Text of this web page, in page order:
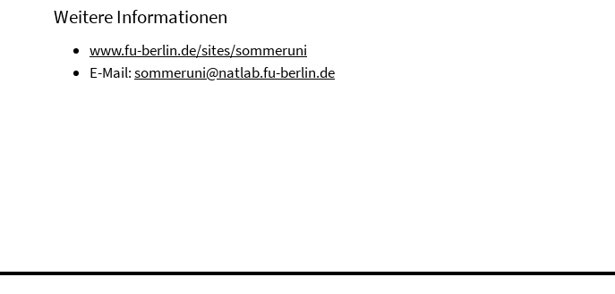
Weitere Informationen
www.fu-berlin.de/sites/sommeruni
E-Mail:sommeruni@natlab.fu-berlin.de